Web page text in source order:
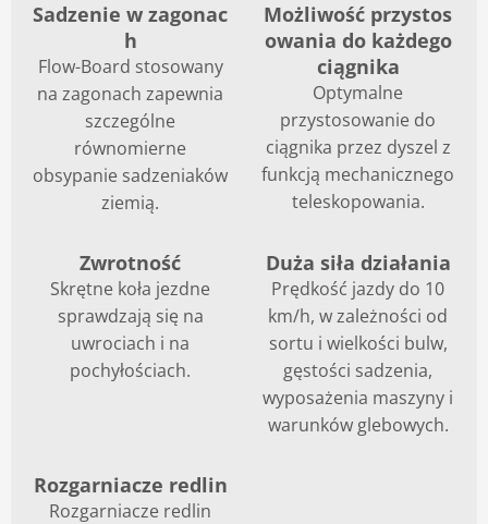
Sadzenie w zagonac
h
Flow-Board stosowany
na zagonach zapewnia
szczególne
równomierne
obsypanie sadzeniaków
ziemią.
Możliwość przystos
owania do każdego
ciągnika
Optymalne
przystosowanie do
ciągnika przez dyszel z
funkcją mechanicznego
teleskopowania.
Zwrotność
Skrętne koła jezdne
sprawdzają się na
uwrociach i na
pochyłościach.
Duża siła działania
Prędkość jazdy do 10
km/h, w zależności od
sortu i wielkości bulw,
gęstości sadzenia,
wyposażenia maszyny i
warunków glebowych.
Rozgarniacze redlin
Rozgarniacze redlin